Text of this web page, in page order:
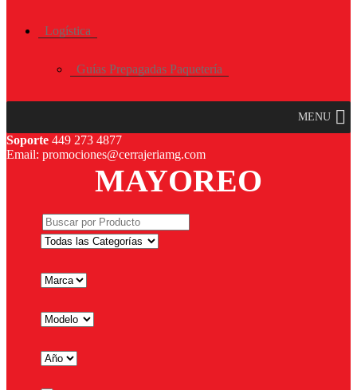
Logística
Guías Prepagadas Paquetería
MENU
Soporte 449 273 4877
Email: promociones@cerrajeriamg.com
MAYOREO